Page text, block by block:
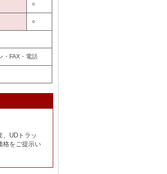
○
○
・FAX・電話
、UDトラッ
格をご提示い